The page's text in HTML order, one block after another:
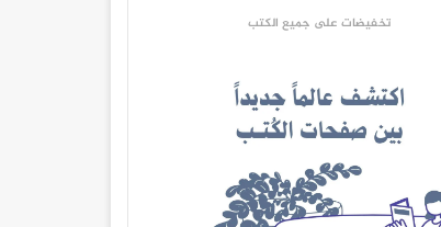
تخفيضات على جميع الكتب